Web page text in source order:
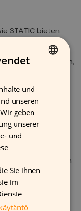
STATIC bieten
gesamten
werden können,
und
Gleichzeitig
mehr Marken
die
GERMAN
ENGLISH
und
unseren
geben
unserer
und
Sie ihnen
im